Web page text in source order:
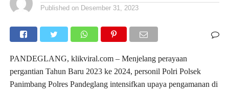
Published on Desember 31, 2023
PANDEGLANG, klikviral.com – Menjelang perayaan
pergantian Tahun Baru 2023 ke 2024, personil Polri Polsek
Panimbang Polres Pandeglang intensifkan upaya pengamanan di